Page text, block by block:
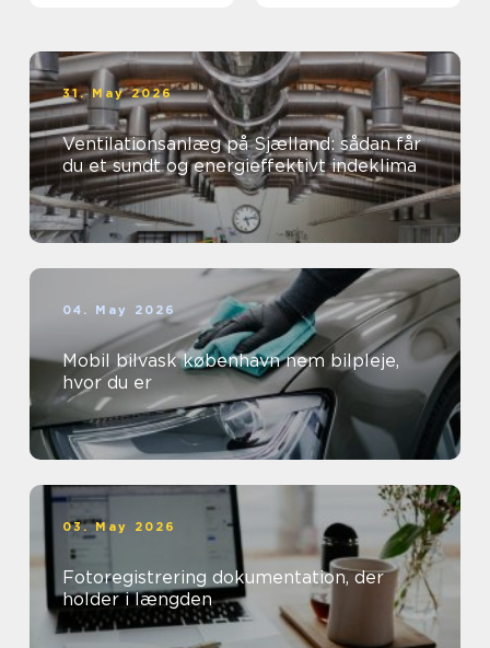
31. May 2026
Ventilationsanlæg på Sjælland: sådan får
du et sundt og energieffektivt indeklima
04. May 2026
Mobil bilvask københavn nem bilpleje,
hvor du er
03. May 2026
Fotoregistrering dokumentation, der
holder i længden